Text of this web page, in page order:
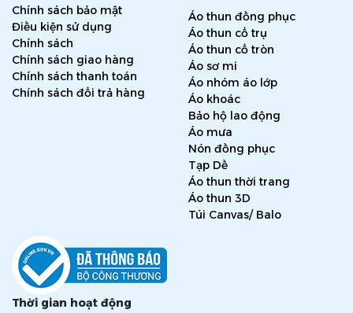
Chính sách bảo mật
Điều kiện sử dụng
Chính sách
Chính sách giao hàng
Chính sách thanh toán
Chính sách đổi trả hàng
Áo thun đồng phục
Áo thun cổ trụ
Áo thun cổ tròn
Áo sơ mi
Áo nhóm áo lớp
Áo khoác
Bảo hộ lao động
Áo mưa
Nón đồng phục
Tạp Dề
Áo thun thời trang
Áo thun 3D
Túi Canvas/ Balo
Thời gian hoạt động